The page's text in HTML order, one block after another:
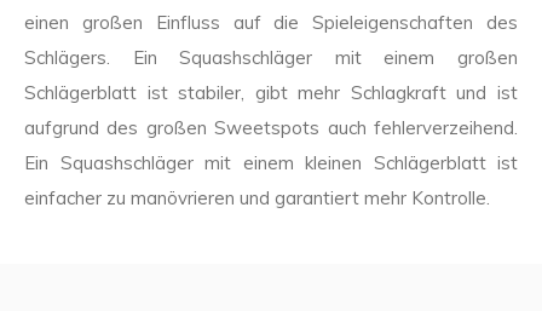
einen großen Einfluss auf die Spieleigenschaften des
Schlägers. Ein Squashschläger mit einem großen
Schlägerblatt ist stabiler, gibt mehr Schlagkraft und ist
aufgrund des großen Sweetspots auch fehlerverzeihend.
Ein Squashschläger mit einem kleinen Schlägerblatt ist
einfacher zu manövrieren und garantiert mehr Kontrolle.